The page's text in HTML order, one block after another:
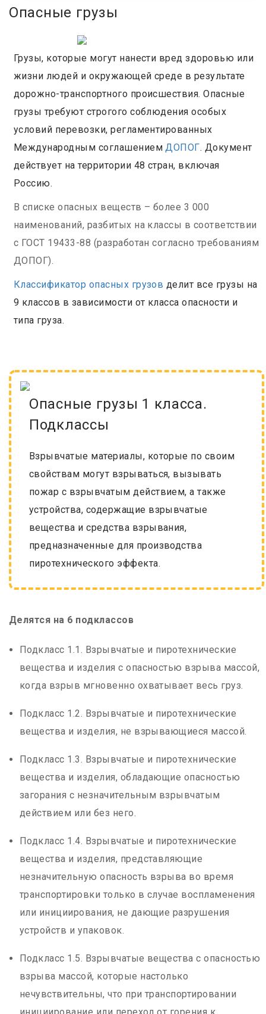
Опасные грузы
Грузы, которые могут нанести вред здоровью или
жизни людей и окружающей среде в результате
дорожно-транспортного происшествия. Опасные
грузы требуют строгого соблюдения особых
условий перевозки, регламентированных
Международным соглашениемДОПОГ. Документ
действует на территории 48 стран, включая
Россию.
В списке опасных веществ – более 3 000
наименований, разбитых на классы в соответствии
с ГОСТ 19433-88 (разработан согласно требованиям
ДОПОГ).
Классификатор опасных грузов делит все грузы на
9 классов в зависимости от класса опасности и
типа груза.
Опасные грузы 1 класса.
Подклассы
Взрывчатые материалы, которые по своим
свойствам могут взрываться, вызывать
пожар с взрывчатым действием, а также
устройства, содержащие взрывчатые
вещества и средства взрывания,
предназначенные для производства
пиротехнического эффекта.
Делятся на 6 подклассов
Подкласс 1.1. Взрывчатые и пиротехнические
вещества и изделия с опасностью взрыва массой,
когда взрыв мгновенно охватывает весь груз.
Подкласс 1.2. Взрывчатые и пиротехнические
вещества и изделия, не взрывающиеся массой.
Подкласс 1.3. Взрывчатые и пиротехнические
вещества и изделия, обладающие опасностью
загорания с незначительным взрывчатым
действием или без него.
Подкласс 1.4. Взрывчатые и пиротехнические
вещества и изделия, представляющие
незначительную опасность взрыва во время
транспортировки только в случае воспламенения
или инициирования, не дающие разрушения
устройств и упаковок.
Подкласс 1.5. Взрывчатые вещества с опасностью
взрыва массой, которые настолько
нечувствительны, что при транспортировании